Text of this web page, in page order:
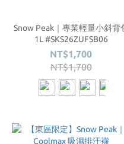
Snow Peak｜專業輕量小斜背
1L #SKS26ZUFSB06
NT$1,700
NT$1,700